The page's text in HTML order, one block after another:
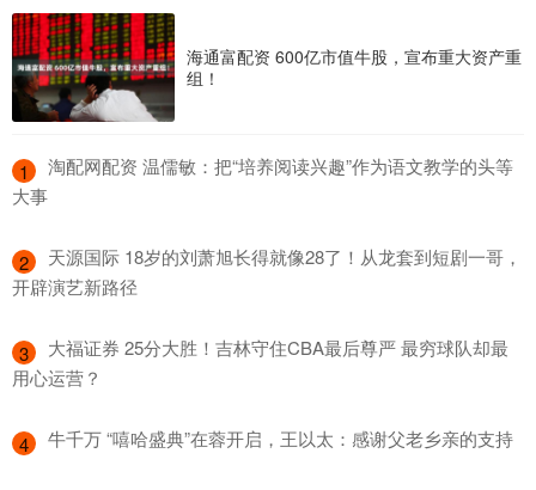
海通富配资 600亿市值牛股，宣布重大资产重
组！
1
​淘配网配资 温儒敏：把“培养阅读兴趣”作为语文教学的头等
大事
2
​天源国际 18岁的刘萧旭长得就像28了！从龙套到短剧一哥，
开辟演艺新路径
3
​大福证券 25分大胜！吉林守住CBA最后尊严 最穷球队却最
用心运营？
4 ​牛千万 “嘻哈盛典”在蓉开启，王以太：感谢父老乡亲的支持